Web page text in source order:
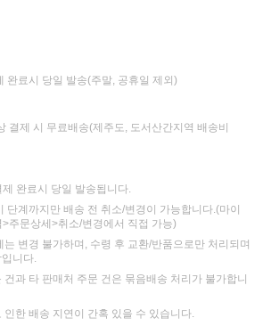
완료시 당일 발송(주말, 공휴일 제외)
결제 시 무료배송(제주도, 도서산간지역 배송비
완료시 당일 발송됩니다.
단계까지만 배송 전 취소/변경이 가능합니다.(마이
주문상세>취소/변경에서 직접 가능)
변경 불가하며, 수령 후 교환/반품으로만 처리되며
니다.
건과 타 판매처 주문 건은 묶음배송 처리가 불가합니
한 배송 지연이 간혹 있을 수 있습니다.